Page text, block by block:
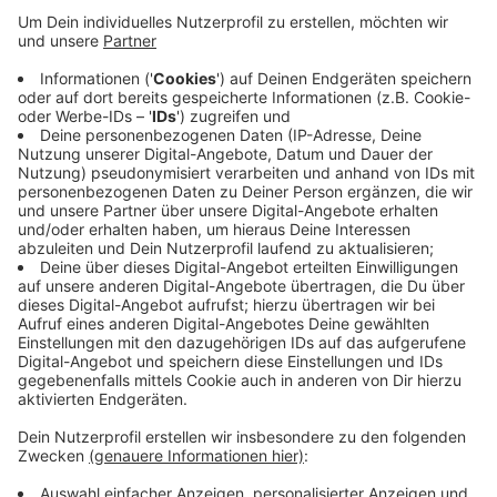
Anzeige
Ein Kamerunschaf wurde gerissen, ein zweites so
verletzt, dass es getötet werden musste. Das
Landesamt für Natur, Umwelt und Verbraucherschutz
(LANUV) hat den Kehlbiss bestätigt, das Ergebnis der
Proben steht aber noch aus. Die Schafe standen in
unmittelbarer Nähe eines Wohngebäudes, waren
allerdings nicht durch einen Wolfsschutzzaun
geschützt.
Anzeige